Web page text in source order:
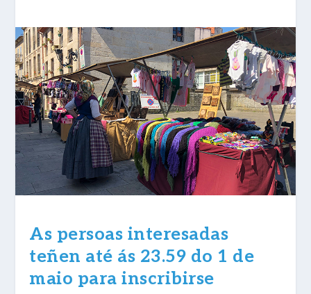
As persoas interesadas
teñen até ás 23.59 do 1 de
maio para inscribirse